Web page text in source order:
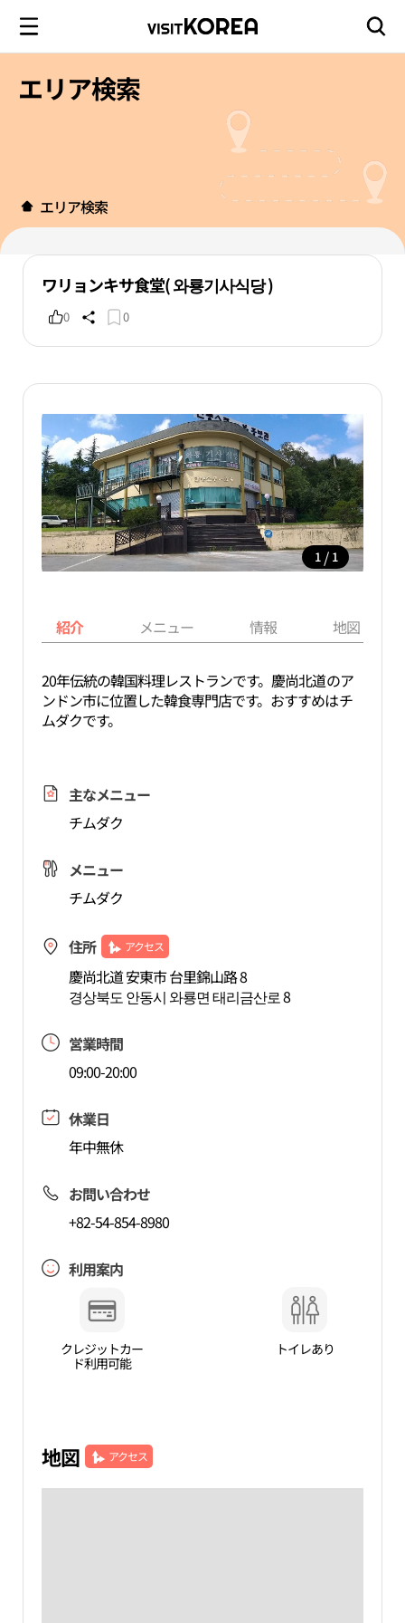
エリア検索
エリア検索
ワリョンキサ食堂( 와룡기사식당 )
0 0
1 / 1
紹介 メニュー 情報 地図
20年伝統の韓国料理レストランです。慶尚北道のア
ンドン市に位置した韓食専門店です。おすすめはチ
ムダクです。
主なメニュー
チムダク
メニュー
チムダク
住所 アクセス
慶尚北道 安東市 台里錦山路 8
경상북도 안동시 와룡면 태리금산로 8
営業時間
09:00-20:00
休業日
年中無休
お問い合わせ
+82-54-854-8980
利用案内
クレジットカー
ド利用可能
トイレあり
地図 アクセス